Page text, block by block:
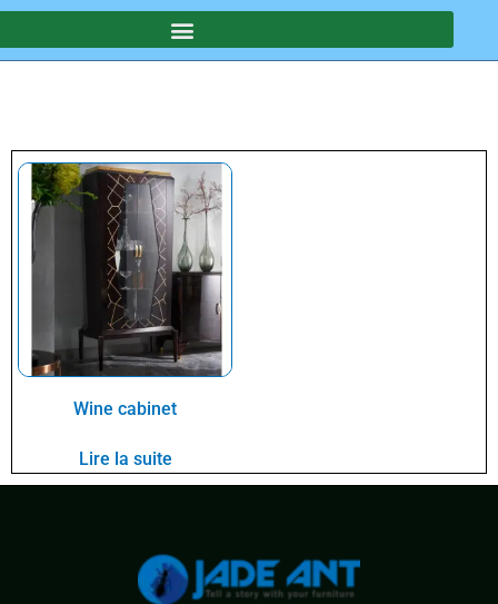
Wine cabinet
Lire la suite